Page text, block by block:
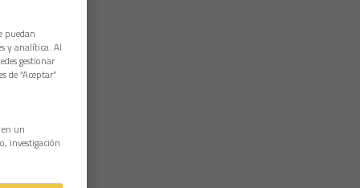
puedan
y analítica. Al
gestionar
de “Aceptar”
un
investigación